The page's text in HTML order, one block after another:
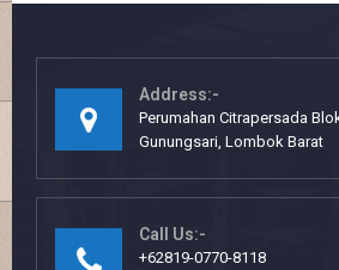
Address:-
Perumahan Citrapersada
Gunungsari, Lombok Barat
Call Us:-
+62819-0770-8118